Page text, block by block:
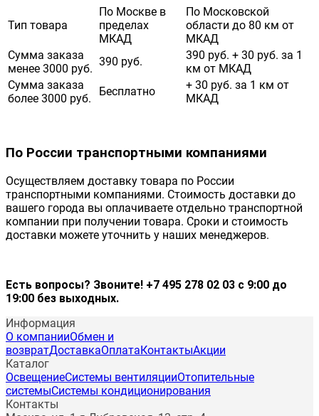
Тип товара
По Москве в
пределах
МКАД
По Московской
области до 80 км от
МКАД
Сумма заказа
менее 3000 руб.
390 руб.
390 руб. + 30 руб. за 1
км от МКАД
Сумма заказа
более 3000 руб.
Бесплатно
+ 30 руб. за 1 км от
МКАД
По России транспортными компаниями
Осуществляем доставку товара по России
транспортными компаниями. Стоимость доставки до
вашего города вы оплачиваете отдельно транспортной
компании при получении товара. Сроки и стоимость
доставки можете уточнить у наших менеджеров.
Есть вопросы? Звоните! +7 495 278 02 03 с 9:00 до
19:00 без выходных.
Информация
О компанииОбмен и
возвратДоставкаОплата КонтактыАкции
Каталог
ОсвещениеСистемы вентиляцииОтопительные
системыСистемы кондиционирования
Контакты